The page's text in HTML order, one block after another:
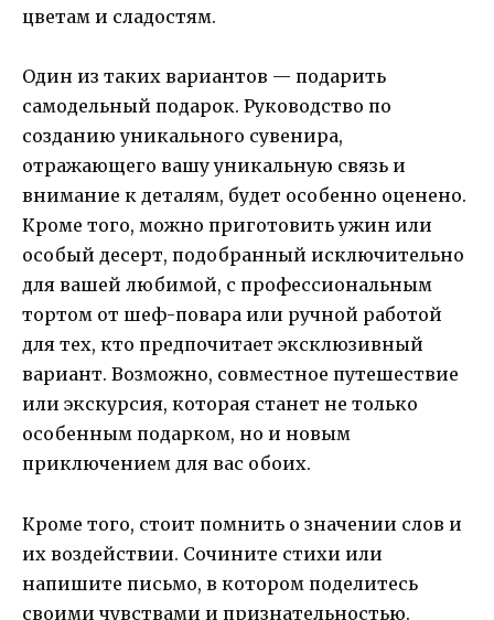
цветам и сладостям.
Один из таких вариантов — подарить
самодельный подарок. Руководство по
созданию уникального сувенира,
отражающего вашу уникальную связь и
внимание к деталям, будет особенно оценено.
Кроме того, можно приготовить ужин или
особый десерт, подобранный исключительно
для вашей любимой, с профессиональным
тортом от шеф-повара или ручной работой
для тех, кто предпочитает эксклюзивный
вариант. Возможно, совместное путешествие
или экскурсия, которая станет не только
особенным подарком, но и новым
приключением для вас обоих.
Кроме того, стоит помнить о значении слов и
их воздействии. Сочините стихи или
напишите письмо, в котором поделитесь
своими чувствами и признательностью.